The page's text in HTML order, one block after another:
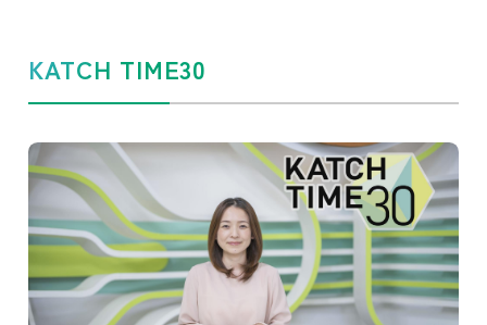
KATCH TIME30